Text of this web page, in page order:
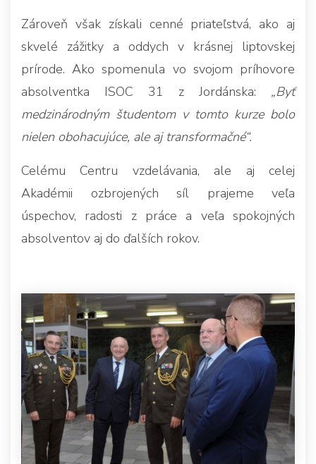
Zároveň však získali cenné priateľstvá, ako aj
skvelé zážitky a oddych v krásnej liptovskej
prírode. Ako spomenula vo svojom príhovore
absolventka ISOC 31 z Jordánska: „Byť
medzinárodným študentom v tomto kurze bolo
nielen obohacujúce, ale aj transformačné“.
Celému Centru vzdelávania, ale aj celej
Akadémii ozbrojených síl prajeme veľa
úspechov, radosti z práce a veľa spokojných
absolventov aj do ďalších rokov.